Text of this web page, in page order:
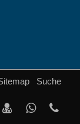
Suche
Per
Mail
vCard
speichern
Auf
Whatsapp